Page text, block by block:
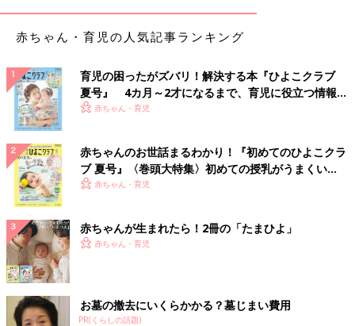
「なめ猫ブーム！横浜銀蝿とか、流行ったあたりにいましたよ
ね。中一の時、友達からもらった誕生日プレゼントが、なめ猫の
鏡でした(笑)」
「小学校の時は『口裂け女』と『ノストラダムスの大予言』が怖
かったです」
「小学生くらいの頃、こっくりさん系の降霊術が流行りました。
友達の家で同じようなエンジェルさんというのをやっていたらそ
こで飼っていた室内犬が急に虚空に向かって猛烈に吠え始めまし
た。それで、あ、本物のナニカ来てる……と思いました」
「クリアタイプの紙が挟める下敷きに好きなアイドルの切り抜き
を挟んで使っていました。
アイドル雑誌も今より沢山あって、発売日に買って読む、お気に
入りの写真を切り抜いて挟む、友達に見せる、なんてやってまし
た」
赤ちゃん・育児の人気記事ランキング
育児の困ったがズバリ！解決する本『ひよこクラブ
夏号』 4カ月～2才になるまで、育児に役立つ情報が
いっぱい！
赤ちゃん・育児
赤ちゃんのお世話まるわかり！『初めてのひよこクラ
ブ 夏号』〈巻頭大特集〉初めての授乳がうまくい
く！ おっぱい・ミルクの基本と夏のトラブル 解決テ
赤ちゃん・育児
赤ちゃんが生まれたら！2冊の「たまひよ」
赤ちゃん・育児
お墓の撤去にいくらかかる？墓じまい費用
PR(くらしの話題)